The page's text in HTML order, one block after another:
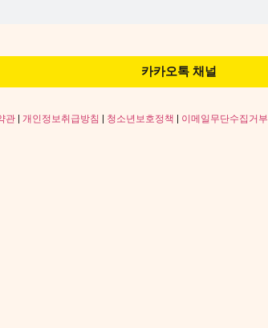
카카오톡 채널
관 개인정보취급방침 청소년보호정책 이메일무단수집거부